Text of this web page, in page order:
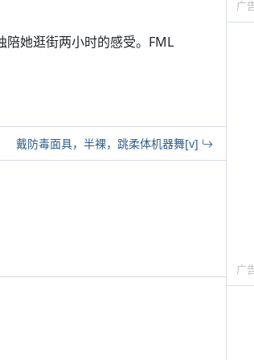
她逛街两小时的感受。FML
戴防毒面具，半裸，跳柔体机器舞[v]
广
广